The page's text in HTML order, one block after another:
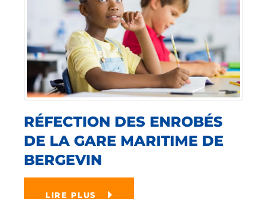
RÉFECTION DES ENROBÉS
DE LA GARE MARITIME DE
BERGEVIN
LIRE PLUS